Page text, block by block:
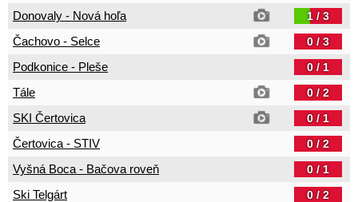
Donovaly - Nová hoľa 1 / 3
Čachovo - Selce 0 / 3
Podkonice - Pleše 0 / 1
Tále 0 / 2
SKI Čertovica 0 / 1
Čertovica - STIV 0 / 2
Vyšná Boca - Bačova roveň 0 / 1
Ski Telgárt 0 / 2